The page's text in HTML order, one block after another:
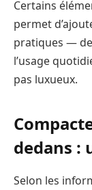
Certains
permet
pratiques —
l’usage
pas luxueux.
dedans :
Selon les